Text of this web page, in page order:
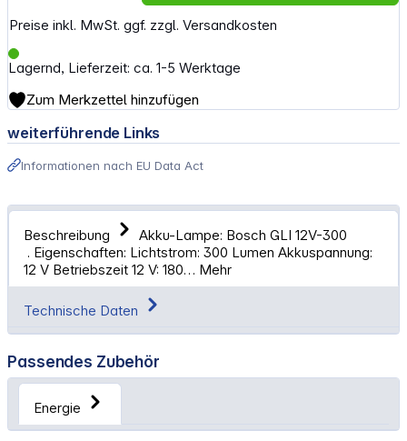
Preise inkl. MwSt. ggf. zzgl. Versandkosten
Lagernd, Lieferzeit: ca. 1-5 Werktage
Zum Merkzettel hinzufügen
weiterführende Links
Informationen nach EU Data Act
Beschreibung
Akku-Lampe: Bosch GLI 12V-300
. Eigenschaften: Lichtstrom: 300 Lumen Akkuspannung:
12 V Betriebszeit 12 V: 180… Mehr
Technische Daten
Passendes Zubehör
Energie